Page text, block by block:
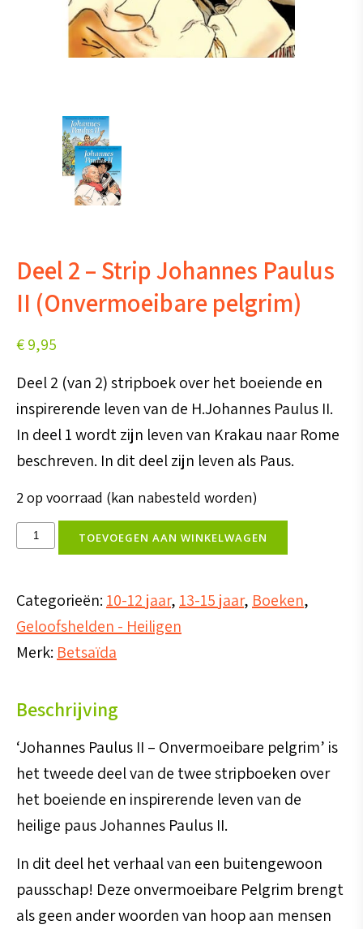
Deel 2 – Strip Johannes Paulus
II (Onvermoeibare pelgrim)
€9,95
Deel 2 (van 2) stripboek over het boeiende en
inspirerende leven van de H.Johannes Paulus II.
In deel 1 wordt zijn leven van Krakau naar Rome
beschreven. In dit deel zijn leven als Paus.
2 op voorraad (kan nabesteld worden)
Deel
Strip
Johannes
Paulus
(Onvermoeibare
pelgrim)
aantal
TOEVOEGEN AAN WINKELWAGEN
Categorieën: 10-12 jaar, 13-15 jaar, Boeken,
Geloofshelden - Heiligen
Merk: Betsaïda
Beschrijving
‘Johannes Paulus II – Onvermoeibare pelgrim’ is
het tweede deel van de twee stripboeken over
het boeiende en inspirerende leven van de
heilige paus Johannes Paulus II.
In dit deel het verhaal van een buitengewoon
pausschap! Deze onvermoeibare Pelgrim brengt
als geen ander woorden van hoop aan mensen